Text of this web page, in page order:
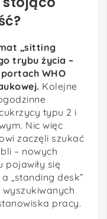
„sitting
trybu życia –
WHO
Kolejne
typu 2 i
Nic więc
zaczęli szukać
– nowych
pojawiły się
„standing desk”
pracy.